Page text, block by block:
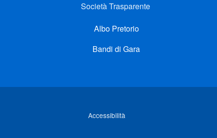
Società Trasparente
Albo Pretorio
Bandi di Gara
Accessibilità